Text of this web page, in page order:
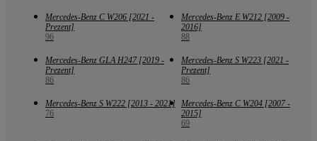
Mercedes-Benz C W206 [2021 -
Prezent]
96
Mercedes-Benz E W212 [2009 -
2016]
88
Mercedes-Benz GLA H247 [2019 -
Prezent]
86
Mercedes-Benz S W223 [2021 -
Prezent]
86
Mercedes-Benz S W222 [2013 - 2021]
76
Mercedes-Benz C W204 [2007 -
2015]
69